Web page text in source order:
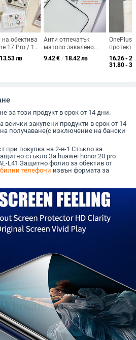
обектива
17 Pro / 17
– филм за
закалено
13.53 лв
Анти отпечатък
матово закалено
защитно стъкло за
дисплея за iPhone 17,
9.42€ / 18.42 лв
OnePlus
3D
ролер,
16.26 -
31.80 -
за този продукт в срок от 14 дни.
закупени продукти в срок от 14
получаване(с изключение на бански
при покупка на 2-в-1 Стъкло за
стъкло За huawei honor 20 pro
L41 Защитно фолио за обектив от
телефони извън формата за